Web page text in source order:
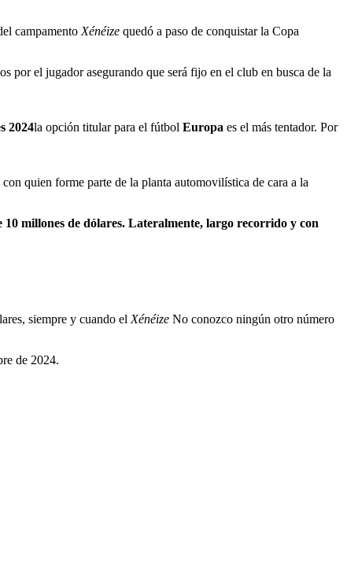
campamento Xénéize quedó a paso de conquistar la Copa
por el jugador asegurando que será fijo en el club en busca de la
2024la opción titular para el fútbol Europa es el más tentador. Por
quien forme parte de la planta automovilística de cara a la
millones de dólares. Lateralmente, largo recorrido y con
siempre y cuando el Xénéize No conozco ningún otro número
de 2024.